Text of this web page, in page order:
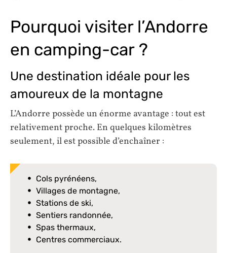
Pourquoi visiter l’Andorre
en camping-car ?
Une destination idéale pour les
amoureux de la montagne
L’Andorre possède un énorme avantage : tout est
relativement proche. En quelques kilomètres
seulement, il est possible d’enchaîner :
Cols pyrénéens,
Villages de montagne,
Stations de ski,
Sentiers randonnée,
Spas thermaux,
Centres commerciaux.